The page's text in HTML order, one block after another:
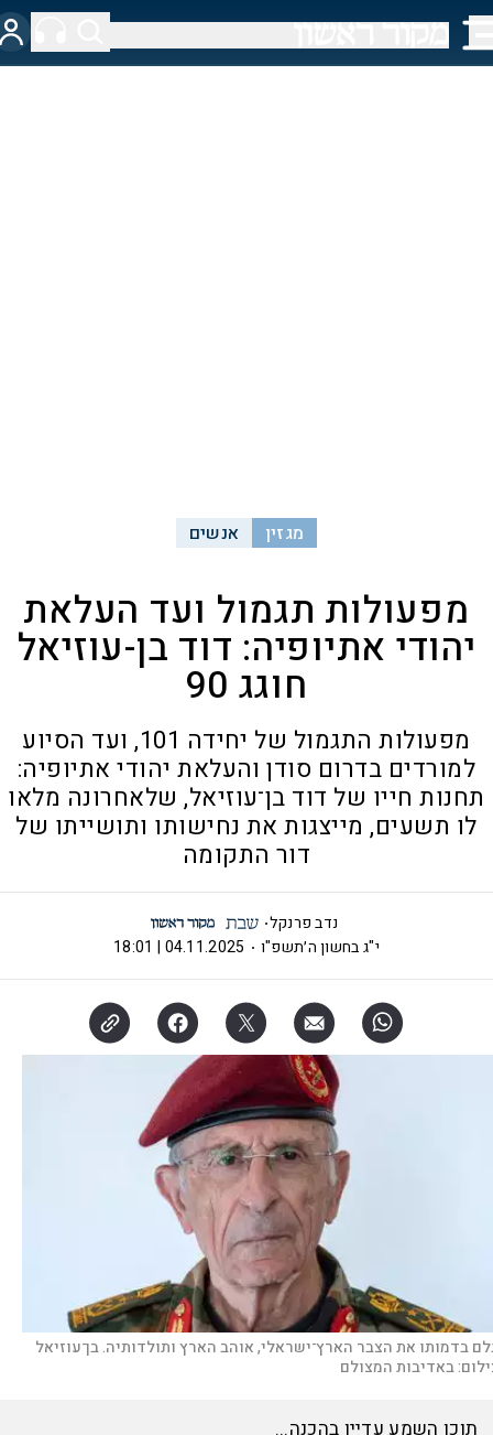
מגזין אנשים
מפעולות תגמול ועד העלאת
יהודי אתיופיה: דוד בן-עוזיאל
חוגג 90
מפעולות התגמול של יחידה 101, ועד הסיוע
למורדים בדרום סודן והעלאת יהודי אתיופיה:
תחנות חייו של דוד בן־עוזיאל, שלאחרונה מלאו
לו תשעים, מייצגות את נחישותו ותושייתו של
דור התקומה
נדב פרנקל
י"ג בחשון ה׳תשפ"ו
04.11.2025 | 18:01
בדמותו את הצבר הארץ־ישראלי, אוהב הארץ ותולדותיה. בן־עוזיאל
באדיבות המצולם